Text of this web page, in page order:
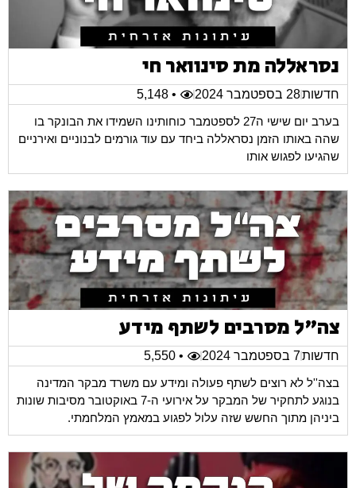
נסראללה מת סינוואר חי
חדשות28 בספטמבר 2024
• 5,148
בערב יום שישי ה27 לספטמבר כוחותינו השמידו את הבונקר בו
שהה באותו הזמן נסראללה ביחד עם עוד גורמים לבנוניים ואירניים
שהגיעו לפגוש אותו
צה"ל מסרבים לשתף מידע
חדשות7 בספטמבר 2024
• 5,550
בצה''ל לא רוצים לשתף פעולה ומידע עם משרד מבקר המדינה
בנוגע לתחקיר של המבקר על אירועי ה-7 באוקטובר מסיבות שונות
ביניהן מתוך החשש שזה עלול לפגוע במאמץ המלחמתי.